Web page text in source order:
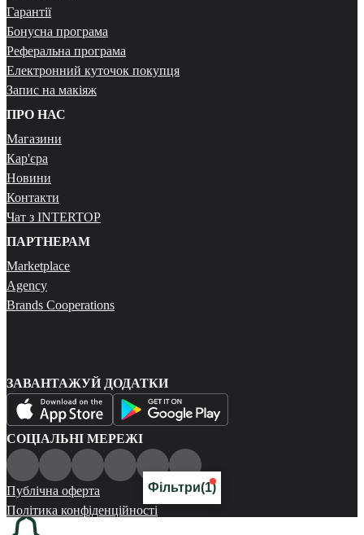
Фільтри(1)
Гарантії
Бонусна програма
Реферальна програма
Електронний куточок покупця
Запис на макіяж
ПРО НАС
Магазини
Кар'єра
Новини
Контакти
Чат з INTERTOP
ПАРТНЕРАМ
Marketplace
Agency
Brands Cooperations
ЗАВАНТАЖУЙ ДОДАТКИ
СОЦІАЛЬНІ МЕРЕЖІ
Публічна оферта
Політика конфіденційності
Карта сайту